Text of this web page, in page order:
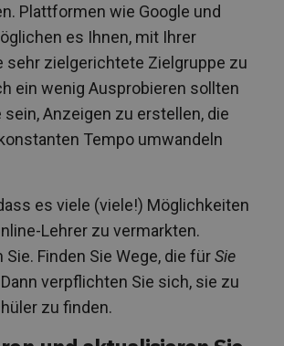
Plattformen wie Google und
es Ihnen, mit Ihrer
sehr zielgerichtete Zielgruppe zu
ein wenig Ausprobieren sollten
sein, Anzeigen zu erstellen, die
Tempo umwandeln
es viele (viele!) Möglichkeiten
Lehrer zu vermarkten.
Finden Sie Wege, die fürSie
verpflichten Sie sich, sie zu
zu finden.